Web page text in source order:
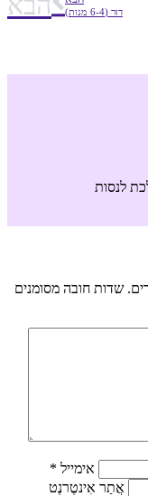
דוּר (6-4 מנות)
לנסות
שדות חובה מסומנים
אימייל *
אֲתַר אִינטֶרנֶט